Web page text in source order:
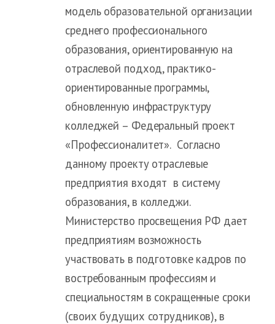
модель образовательной организации
среднего профессионального
образования, ориентированную на
отраслевой подход, практико-
ориентированные программы,
обновленную инфраструктуру
колледжей – Федеральный проект
«Профессионалитет». Согласно
данному проекту отраслевые
предприятия входят в систему
образования, в колледжи.
Министерство просвещения РФ дает
предприятиям возможность
участвовать в подготовке кадров по
востребованным профессиям и
специальностям в сокращенные сроки
(своих будущих сотрудников), в